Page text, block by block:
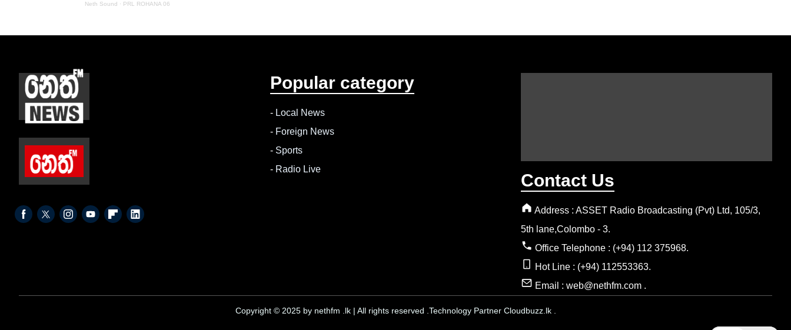
Neth Sound · PRL ROHANA 06
Popular category
- Local News
- Foreign News
- Sports
- Radio Live
Contact Us
Address : ASSET Radio Broadcasting (Pvt) Ltd, 105/3,
5th lane,Colombo - 3.
Office Telephone : (+94) 112 375968.
Hot Line : (+94) 112553363.
Email : web@nethfm.com .
Copyright © 2025 by nethfm .lk | All rights reserved .Technology Partner Cloudbuzz.lk .